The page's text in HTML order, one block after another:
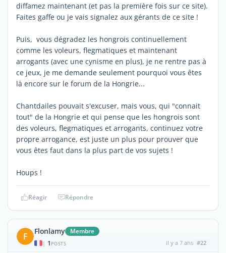
diffamez maintenant (et pas la première fois sur ce site).
Faites gaffe ou je vais signalez aux gérants de ce site !
Puis, vous dégradez les hongrois continuellement
comme les voleurs, flegmatiques et maintenant
arrogants (avec une cynisme en plus), je ne rentre pas à
ce jeux, je me demande seulement pourquoi vous êtes
là encore sur le forum de la Hongrie...
Chantdailes pouvait s'excuser, mais vous, qui "connait
tout" de la Hongrie et qui pense que les hongrois sont
des voleurs, flegmatiques et arrogants, continuez votre
propre arrogance, est juste un plus pour prouver que
vous êtes faut dans la plus part de vos sujets !
Houps !
Réagir Répondre
F Flonlamy Membre
| 1 POSTS il y a 7 ans #22